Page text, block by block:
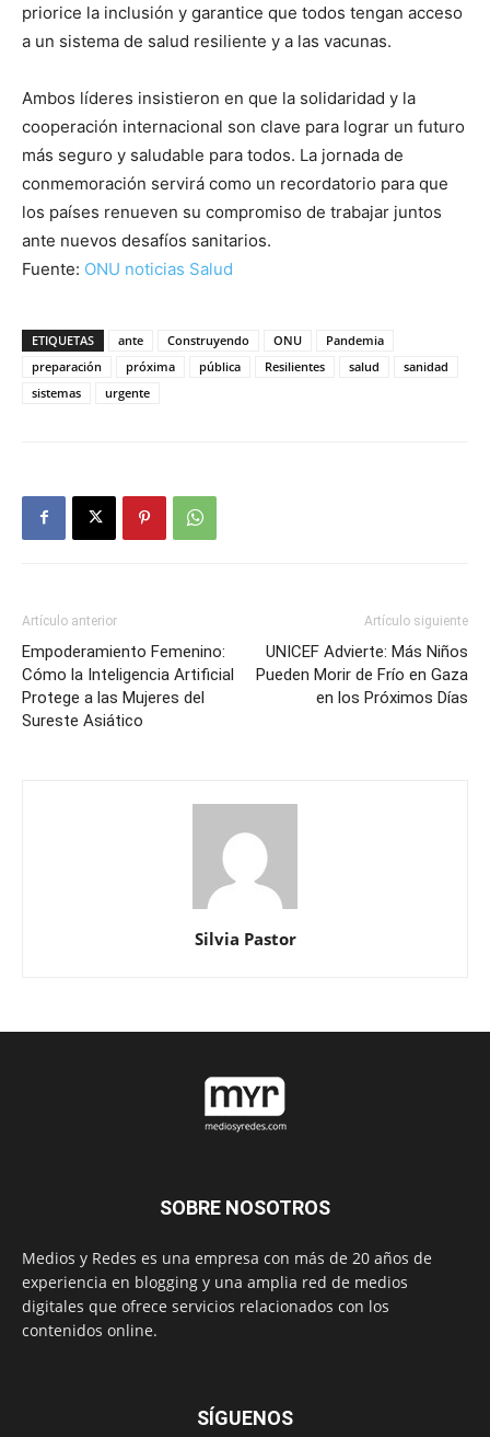
priorice la inclusión y garantice que todos tengan acceso
a un sistema de salud resiliente y a las vacunas.
Ambos líderes insistieron en que la solidaridad y la
cooperación internacional son clave para lograr un futuro
más seguro y saludable para todos. La jornada de
conmemoración servirá como un recordatorio para que
los países renueven su compromiso de trabajar juntos
ante nuevos desafíos sanitarios.
Fuente: ONU noticias Salud
ETIQUETAS ante Construyendo ONU
Pandemia
preparación
próxima pública Resilientes salud
sanidad
sistemas
urgente
Artículo anterior
Empoderamiento Femenino:
Cómo la Inteligencia Artificial
Protege a las Mujeres del
Sureste Asiático
Artículo siguiente
UNICEF Advierte: Más Niños
Pueden Morir de Frío en Gaza
en los Próximos Días
Silvia Pastor
SOBRE NOSOTROS
Medios y Redes es una empresa con más de 20 años de
experiencia en blogging y una amplia red de medios
digitales que ofrece servicios relacionados con los
contenidos online.
SÍGUENOS